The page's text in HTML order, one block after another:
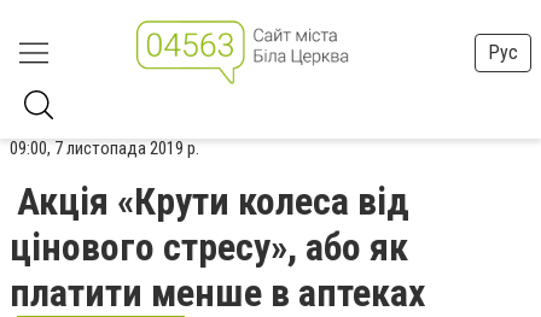
Рус
09:00, 7 листопада 2019 р.
Акція «Крути колеса від
цінового стресу», або як
платити менше в аптеках